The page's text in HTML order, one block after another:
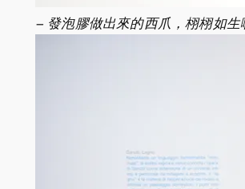
– 發泡膠做出來的西爪，栩栩如生